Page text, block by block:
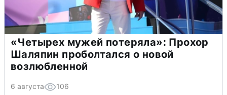
«Четырех мужей потеряла»: Прохор
Шаляпин проболтался о новой
возлюбленной
6 августа 106